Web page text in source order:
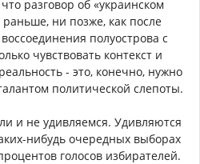
разговор об «украинском
ни позже, как после
полуострова с
чувствовать контекст и
- это, конечно, нужно
политической слепоты.
и не удивляемся. Удивляются
нибудь очередных выборах
голосов избирателей.